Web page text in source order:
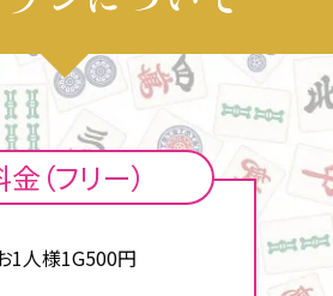
（フリー）
1人様1G500円